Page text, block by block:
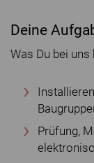
Deine
Was Du bei
Prüfung,